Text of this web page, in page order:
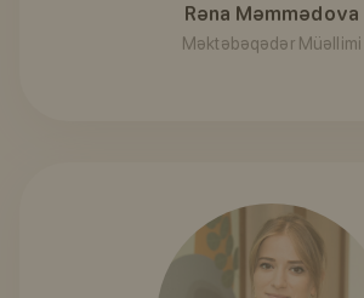
Rəna Məmmədova
Məktəbəqədər Müəllimi